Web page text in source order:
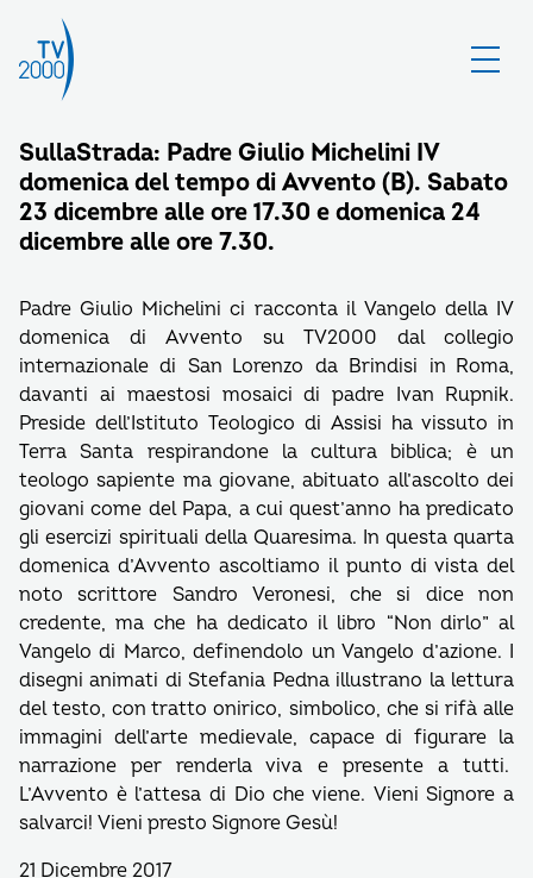
SullaStrada: Padre Giulio Michelini IV
domenica del tempo di Avvento (B). Sabato
23 dicembre alle ore 17.30 e domenica 24
dicembre alle ore 7.30.
Padre Giulio Michelini ci racconta il Vangelo della IV
domenica di Avvento su TV2000 dal collegio
internazionale di San Lorenzo da Brindisi in Roma,
davanti ai maestosi mosaici di padre Ivan Rupnik.
Preside dell’Istituto Teologico di Assisi ha vissuto in
Terra Santa respirandone la cultura biblica; è un
teologo sapiente ma giovane, abituato all’ascolto dei
giovani come del Papa, a cui quest’anno ha predicato
gli esercizi spirituali della Quaresima. In questa quarta
domenica d’Avvento ascoltiamo il punto di vista del
noto scrittore Sandro Veronesi, che si dice non
credente, ma che ha dedicato il libro “Non dirlo” al
Vangelo di Marco, definendolo un Vangelo d’azione. I
disegni animati di Stefania Pedna illustrano la lettura
del testo, con tratto onirico, simbolico, che si rifà alle
immagini dell’arte medievale, capace di figurare la
narrazione per renderla viva e presente a tutti.
L’Avvento è l’attesa di Dio che viene. Vieni Signore a
salvarci! Vieni presto Signore Gesù!
21 Dicembre 2017